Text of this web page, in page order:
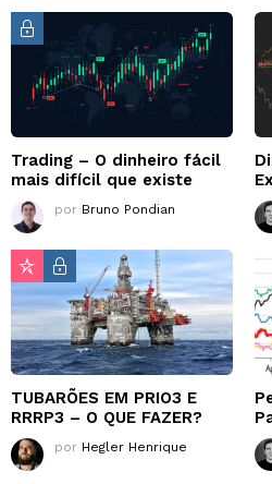
Trading – O dinheiro fácil
mais difícil que existe
por Bruno Pondian
TUBARÕES EM PRIO3 E
RRRP3 – O QUE FAZER?
por Hegler Henrique